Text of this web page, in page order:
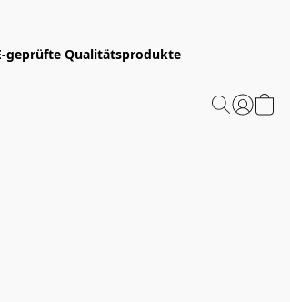
geprüfte Qualitätsprodukte